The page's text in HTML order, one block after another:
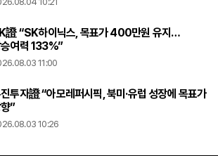
證 “SK하이닉스, 목표가 400만원 유지…
여력 133%”
11:00
투자證 “아모레퍼시픽, 북미·유럽 성장에 목표가
”
10:26